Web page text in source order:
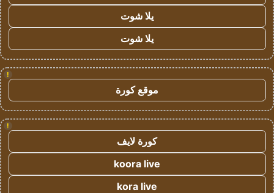
يلا شوت
يلا شوت
!
موقع كورة
!
كورة لايف
koora live
kora live